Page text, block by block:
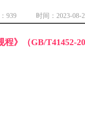
939 时间：2023-08-28
》（GB/T41452-